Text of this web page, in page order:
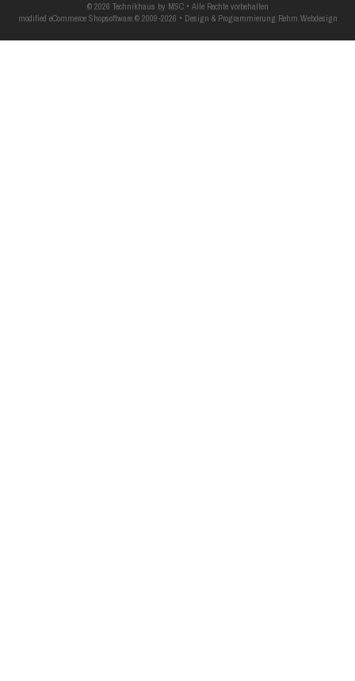
© 2026 Technikhaus by MSC • Alle Rechte vorbehalten
modified eCommerce Shopsoftware © 2009-2026 • Design & Programmierung Rehm Webdesign